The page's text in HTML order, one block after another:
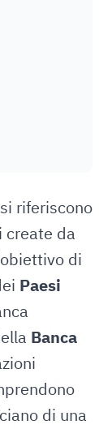
si riferiscono
create da
di
Paesi
Banca
di una